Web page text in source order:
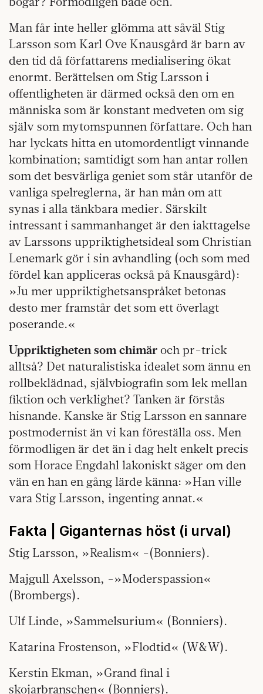
Man får inte heller glömma att såväl Stig
Larsson som Karl Ove Knausgård är barn av
den tid då författarens medialisering ökat
enormt. Berättelsen om Stig Larsson i
offentligheten är därmed också den om en
människa som är konstant medveten om sig
själv som mytomspunnen författare. Och han
har lyckats hitta en utomordentligt vinnande
kombination; samtidigt som han antar rollen
som det besvärliga geniet som står utanför de
vanliga spelreglerna, är han mån om att
synas i alla tänkbara medier. Särskilt
intressant i sammanhanget är den iakttagelse
av Larssons uppriktighetsideal som Christian
Lenemark gör i sin avhandling (och som med
fördel kan appliceras också på Knausgård):
»Ju mer uppriktighetsanspråket betonas
desto mer framstår det som ett överlagt
poserande.«
Uppriktigheten som chimär och pr-trick
alltså? Det naturalistiska idealet som ännu en
rollbeklädnad, självbiografin som lek mellan
fiktion och verklighet? Tanken är förstås
hisnande. Kanske är Stig Larsson en sannare
postmodernist än vi kan föreställa oss. Men
förmodligen är det än i dag helt enkelt precis
som Horace Engdahl lakoniskt säger om den
vän en han en gång lärde känna: »Han ville
vara Stig Larsson, ingenting annat.«
Fakta | Giganternas höst (i urval)
Stig Larsson, »Realism« -(Bonniers).
Majgull Axelsson, -»Moderspassion«
(Brombergs).
Ulf Linde, »Sammelsurium« (Bonniers).
Katarina Frostenson, »Flodtid« (W&W).
Kerstin Ekman, »Grand final i
skojarbranschen« (Bonniers).